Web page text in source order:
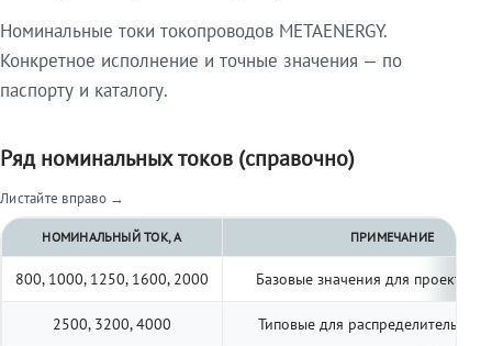
Номинальные токи токопроводов METAENERGY.
Конкретное исполнение и точные значения — по
паспорту и каталогу.
Ряд номинальных токов (справочно)
Листайте вправо →
НОМИНАЛЬНЫЙ ТОК, А ПРИМЕЧАНИЕ
800, 1000, 1250, 1600, 2000 Базовые значения для
2500, 3200, 4000 Типовые для распределительных